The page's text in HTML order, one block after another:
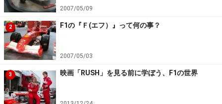
歩を見せてランキング上位を獲得。一方で昨年ランキン
グ4位の「ロータス」は開幕から4戦でノーポイント。第
5戦スペインGPでようやくグロージャンが8位入賞を果た
すことができたが、昨年比ではかなりの絶不調なのが何
とも残念だ。波乱が少ないことで、パワーユニットの仕
上がり具合、チームの規模、財政面、内情をひっくるめ
た現在の状況がそのままランキングに表れた格好といえ
2007/05/09
2 F1の『Ｆ(エフ）』って何の事？
2007/05/03
3 映画「RUSH」を見る前に学ぼう、F1の世界